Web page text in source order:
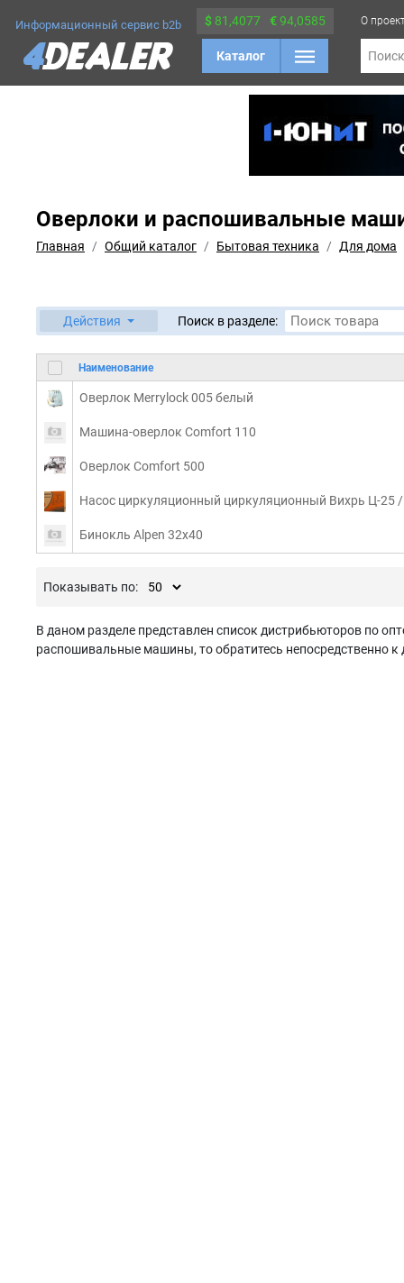
Информационный сервис b2b $ 81,4077 €94,0585
Каталог
О
Поиск
Оверлоки и распошивальные
Главная Общий каталог Бытовая техника Для дома
Действия Поиск в разделе:
Наименование
Оверлок Merrylock 005 белый
Машина-оверлок Comfort 110
Оверлок Comfort 500
Насос циркуляционный циркуляционный Вихрь Ц-25
Бинокль Alpen 32x40
Показывать по:
В даном разделе представлен список дистрибьюторов по
распошивальные машины, то обратитесь непосредственно